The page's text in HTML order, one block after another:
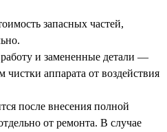
запасных частей,
и замененные детали —
чистки аппарата от воздействия
после внесения полной
от ремонта. В случае